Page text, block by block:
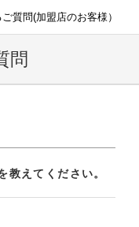
質問(加盟店のお客様）
問
教えてください。